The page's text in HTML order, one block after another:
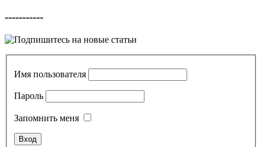
-----------
Имя пользователя
Пароль
Запомнить меня